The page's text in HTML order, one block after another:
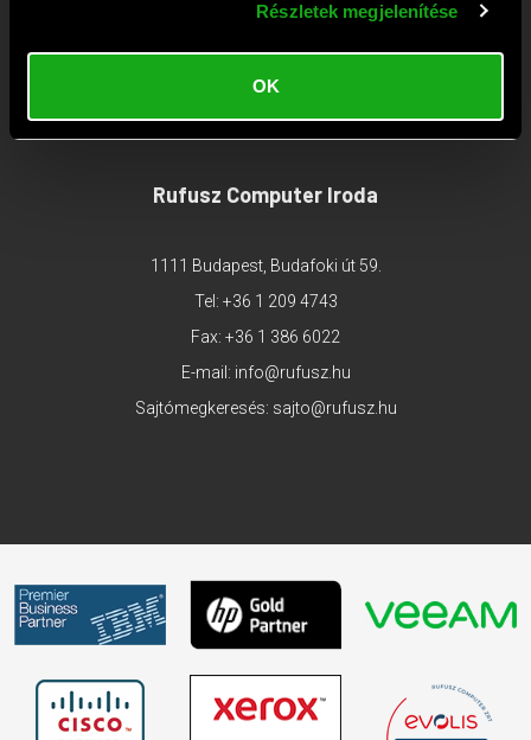
Részletek megjelenítése
OK
Fax: +36 1 386 6022
E-mail:szerviz@rufusz.hu
Nyitva: Hétfő-Kedd 10-16; Szerda 10-18;
Csütörtök-Péntek 10-16 óráig
Rufusz Computer Iroda
1111 Budapest, Budafoki út 59.
Tel: +36 1 209 4743
Fax: +36 1 386 6022
E-mail: info@rufusz.hu
Sajtómegkeresés: sajto@rufusz.hu